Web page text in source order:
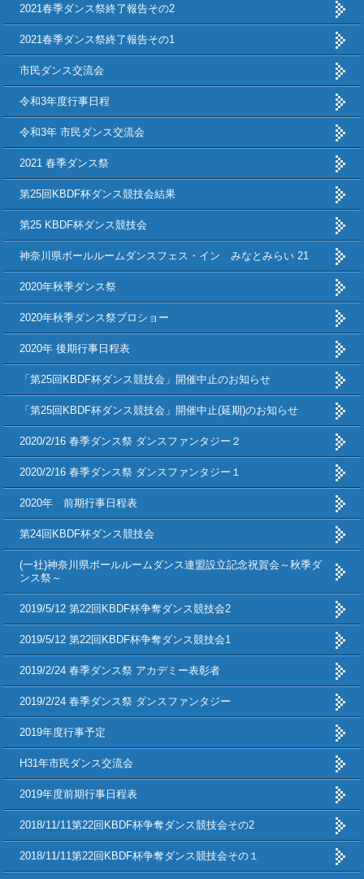
2021春季ダンス祭終了報告その2
2021春季ダンス祭終了報告その1
市民ダンス交流会
令和3年度行事日程
令和3年 市民ダンス交流会
2021 春季ダンス祭
第25回KBDF杯ダンス競技会結果
第25 KBDF杯ダンス競技会
神奈川県ボールルームダンスフェス・イン みなとみらい 21
2020年秋季ダンス祭
2020年秋季ダンス祭プロショー
2020年 後期行事日程表
「第25回KBDF杯ダンス競技会」開催中止のお知らせ
「第25回KBDF杯ダンス競技会」開催中止(延期)のお知らせ
2020/2/16 春季ダンス祭 ダンスファンタジー２
2020/2/16 春季ダンス祭 ダンスファンタジー１
2020年 前期行事日程表
第24回KBDF杯ダンス競技会
(一社)神奈川県ボールルームダンス連盟設立記念祝賀会～秋季ダ
ンス祭～
2019/5/12 第22回KBDF杯争奪ダンス競技会2
2019/5/12 第22回KBDF杯争奪ダンス競技会1
2019/2/24 春季ダンス祭 アカデミー表彰者
2019/2/24 春季ダンス祭 ダンスファンタジー
2019年度行事予定
H31年市民ダンス交流会
2019年度前期行事日程表
2018/11/11第22回KBDF杯争奪ダンス競技会その2
2018/11/11第22回KBDF杯争奪ダンス競技会その１